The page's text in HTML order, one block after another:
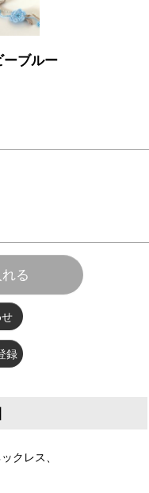
ブルー
る
録
クレス、